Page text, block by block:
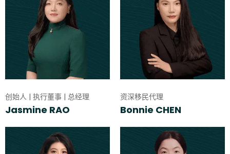
创始人 | 执行董事 | 总经理
Jasmine RAO
资深移民代理
Bonnie CHEN